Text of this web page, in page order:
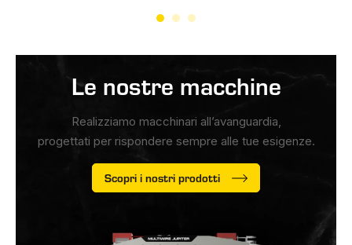
Le nostre macchine
Realizziamo macchinari all’avanguardia,
progettati per rispondere sempre alle tue esigenze.
Scopri i nostri prodotti